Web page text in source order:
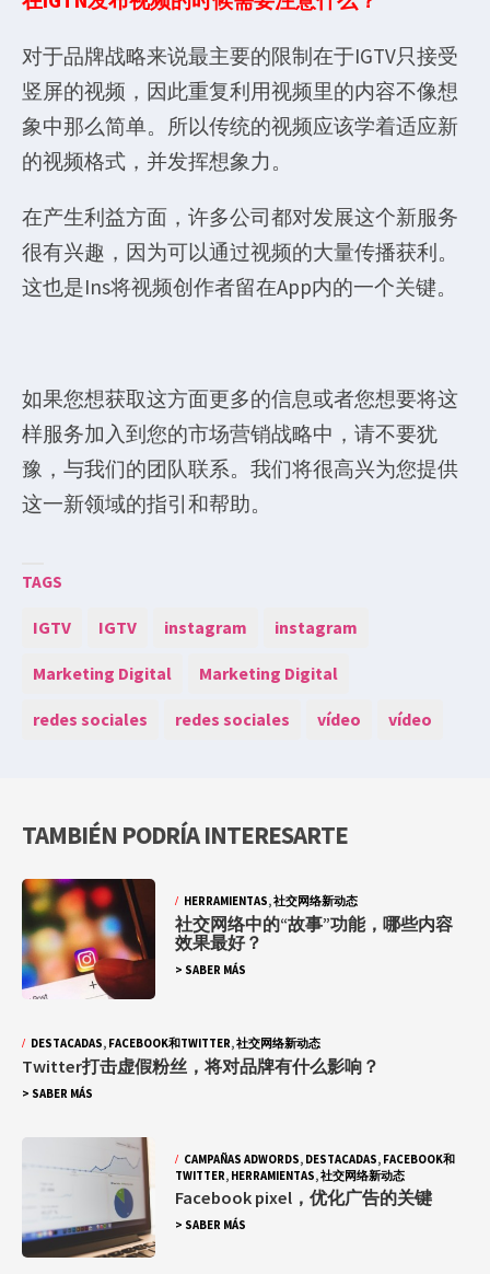
对于品牌战略来说最主要的限制在于IGTV只接受
竖屏的视频，因此重复利用视频里的内容不像想
象中那么简单。所以传统的视频应该学着适应新
的视频格式，并发挥想象力。
在产生利益方面，许多公司都对发展这个新服务
很有兴趣，因为可以通过视频的大量传播获利。
这也是Ins将视频创作者留在App内的一个关键。
如果您想获取这方面更多的信息或者您想要将这
样服务加入到您的市场营销战略中，请不要犹
豫，与我们的团队联系。我们将很高兴为您提供
这一新领域的指引和帮助。
TAGS
IGTV IGTV instagram instagram
Marketing Digital Marketing Digital
redes sociales redes sociales vídeo vídeo
TAMBIÉN PODRÍA INTERESARTE
HERRAMIENTAS,社交网络新动态
社交网络中的“故事”功能，哪些内容
效果最好？
> SABER MÁS
DESTACADAS, FACEBOOK和TWITTER,社交网络新动态
Twitter打击虚假粉丝，将对品牌有什么影响？
> SABER MÁS
CAMPAÑAS ADWORDS, DESTACADAS, FACEBOOK和
TWITTER, HERRAMIENTAS,社交网络新动态
Facebook pixel，优化广告的关键
> SABER MÁS